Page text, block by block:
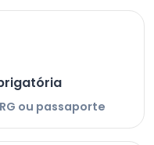
ou passaporte